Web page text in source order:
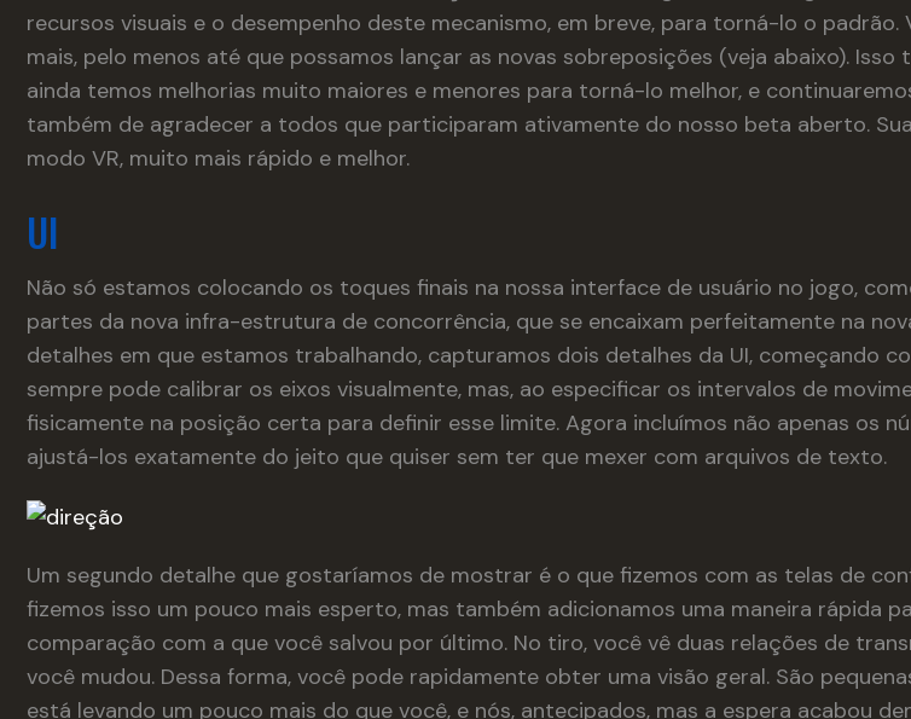
recursos visuais e o desempenho deste mecanismo, em breve, para torná-lo o
mais, pelo menos até que possamos lançar as novas sobreposições (veja abaixo).
ainda temos melhorias muito maiores e menores para torná-lo melhor, e
também de agradecer a todos que participaram ativamente do nosso beta aberto.
modo VR, muito mais rápido e melhor.
UI
Não só estamos colocando os toques finais na nossa interface de usuário no jogo,
partes da nova infra-estrutura de concorrência, que se encaixam perfeitamente na
detalhes em que estamos trabalhando, capturamos dois detalhes da UI, começando
sempre pode calibrar os eixos visualmente, mas, ao especificar os intervalos de
fisicamente na posição certa para definir esse limite. Agora incluímos não apenas os
ajustá-los exatamente do jeito que quiser sem ter que mexer com arquivos de texto.
Um segundo detalhe que gostaríamos de mostrar é o que fizemos com as telas de
fizemos isso um pouco mais esperto, mas também adicionamos uma maneira rápida
comparação com a que você salvou por último. No tiro, você vê duas relações de
você mudou. Dessa forma, você pode rapidamente obter uma visão geral. São
está levando um pouco mais do que você, e nós, antecipados, mas a espera acabou